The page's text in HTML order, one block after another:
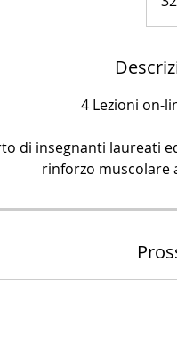
4 Lezioni on-
di insegnanti laureati